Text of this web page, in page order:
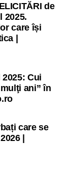
de
2025.
care își
|
Cui
ani” în
care se
|